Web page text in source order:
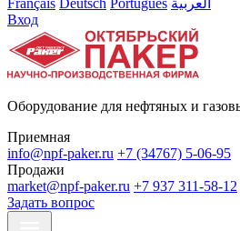
Français Deutsch Português العربية
Вход
Оборудование для нефтяных и
Приемная
info@npf-paker.ru +7 (34767) 5-06-95
Продажи
market@npf-paker.ru +7 937 311-58-12
Задать вопрос